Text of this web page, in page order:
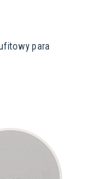
para